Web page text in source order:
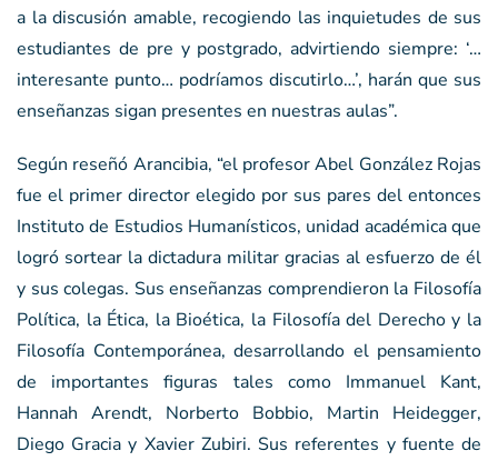
a la discusión amable, recogiendo las inquietudes de sus
estudiantes de pre y postgrado, advirtiendo siempre: ‘…
interesante punto… podríamos discutirlo…’, harán que sus
enseñanzas sigan presentes en nuestras aulas”.
Según reseñó Arancibia, “el profesor Abel González Rojas
fue el primer director elegido por sus pares del entonces
Instituto de Estudios Humanísticos, unidad académica que
logró sortear la dictadura militar gracias al esfuerzo de él
y sus colegas. Sus enseñanzas comprendieron la Filosofía
Política, la Ética, la Bioética, la Filosofía del Derecho y la
Filosofía Contemporánea, desarrollando el pensamiento
de importantes figuras tales como Immanuel Kant,
Hannah Arendt, Norberto Bobbio, Martin Heidegger,
Diego Gracia y Xavier Zubiri. Sus referentes y fuente de